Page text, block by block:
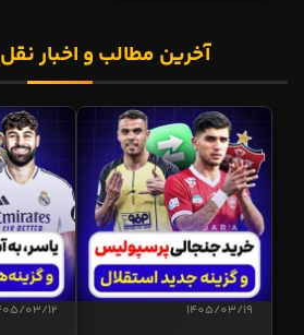
آخرین مطالب و اخبار نقل
1405/03/19
03/12